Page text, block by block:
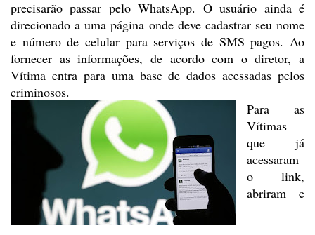
precisarão passar pelo WhatsApp. O usuário ainda é
direcionado a uma página onde deve cadastrar seu nome
e número de celular para serviços de SMS pagos. Ao
fornecer as informações, de acordo com o diretor, a
Vítima entra para uma basede dados acessadas pelos
criminosos.
Para as
Vítimas
que já
acessaram
o link,
abriram e